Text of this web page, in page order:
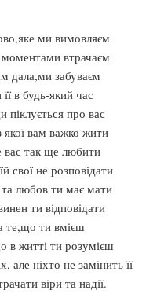
ми вимовляєм
втрачаєм
дала,ми забуваєм
в будь-який час
про вас
вам важко жити
вас так ще любити
не розповідати
любов ти має мати
ти відповідати
те,що ти вмієш
в житті ти розумієш
але ніхто не замінить її
віри та надії.